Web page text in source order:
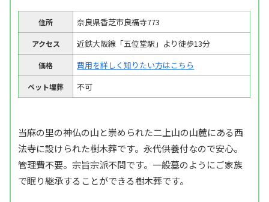
住所 奈良県香芝市良福寺773
アクセス 近鉄大阪線「五位堂駅」より徒歩13分
価格 費用を詳しく知りたい方はこちら
ペット埋葬 不可
当麻の里の神仏の山と崇められた二上山の山麓にある西
法寺に設けられた樹木葬です。永代供養付なので安心。
管理費不要。宗旨宗派不問です。一般墓のようにご家族
で眠り継承することができる樹木葬です。